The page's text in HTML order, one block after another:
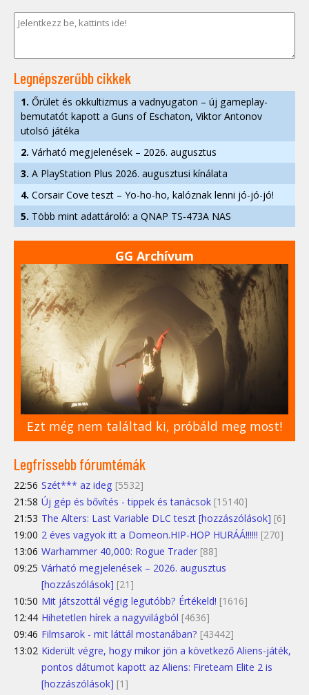
Legnépszerűbb cikkek
1. Őrület és okkultizmus a vadnyugaton – új gameplay-
bemutatót kapott a Guns of Eschaton, Viktor Antonov
utolsó játéka
2. Várható megjelenések – 2026. augusztus
3. A PlayStation Plus 2026. augusztusi kínálata
4. Corsair Cove teszt – Yo-ho-ho, kalóznak lenni jó-jó-jó!
5. Több mint adattároló: a QNAP TS-473A NAS
GG Archívum
Ezt még nem találtad ki, próbáld meg most!
Legfrissebb fórumtémák
22:56 Szét*** az ideg [5532]
21:58 Új gép és bővítés - tippek és tanácsok [15140]
21:53 The Alters: Last Variable DLC teszt [hozzászólások] [6]
19:00 2 éves vagyok itt a Domeon.HIP-HOP HURÁÁ!!!!!! [270]
13:06 Warhammer 40,000: Rogue Trader [88]
09:25 Várható megjelenések – 2026. augusztus
[hozzászólások] [21]
10:50 Mit játszottál végig legutóbb? Értékeld! [1616]
12:44 Hihetetlen hírek a nagyvilágból [4636]
09:46 Filmsarok - mit láttál mostanában? [43442]
13:02 Kiderült végre, hogy mikor jön a következő Aliens-játék,
pontos dátumot kapott az Aliens: Fireteam Elite 2 is
[hozzászólások] [1]